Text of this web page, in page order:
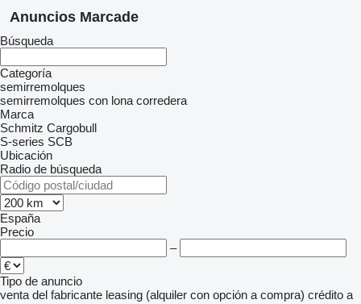
Anuncios Marcade
Búsqueda
Categoría
semirremolques
semirremolques con lona corredera
Marca
Schmitz Cargobull
S-series SCB
Ubicación
Radio de búsqueda
España
Precio
–
Tipo de anuncio
venta del fabricante leasing (alquiler con opción a compra) crédito a